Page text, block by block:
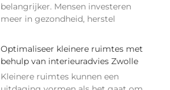
belangrijker. Mensen investeren
meer in gezondheid, herstel
Optimaliseer kleinere ruimtes met
behulp van interieuradvies Zwolle
Kleinere ruimtes kunnen een